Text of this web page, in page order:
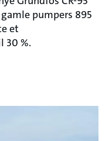
pumpers 895
et
30 %.